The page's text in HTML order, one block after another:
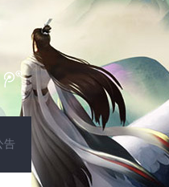
告